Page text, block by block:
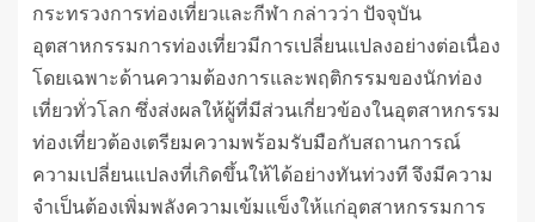
กระทรวงการท่องเที่ยวและกีฬา กล่าวว่า ปัจจุบัน
อุตสาหกรรมการท่องเที่ยวมีการเปลี่ยนแปลงอย่างต่อเนื่อง
โดยเฉพาะด้านความต้องการและพฤติกรรมของนักท่อง
เที่ยวทั่วโลก ซึ่งส่งผลให้ผู้ที่มีส่วนเกี่ยวข้องในอุตสาหกรรม
ท่องเที่ยวต้องเตรียมความพร้อมรับมือกับสถานการณ์
ความเปลี่ยนแปลงที่เกิดขึ้นให้ได้อย่างทันท่วงที จึงมีความ
จำเป็นต้องเพิ่มพลังความเข้มแข็งให้แก่อุตสาหกรรมการ